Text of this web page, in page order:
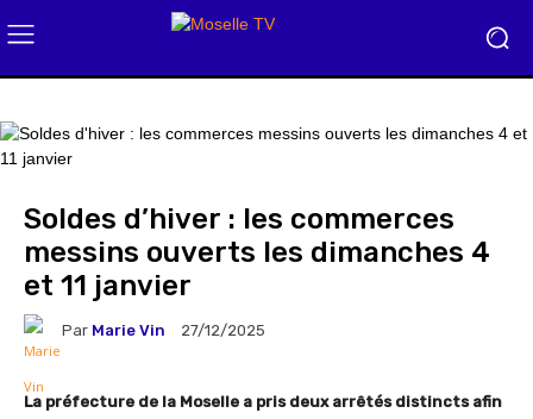
Soldes d’hiver : les commerces
messins ouverts les dimanches 4
et 11 janvier
Par Marie Vin 27/12/2025
La préfecture de la Moselle a pris deux arrêtés distincts afin